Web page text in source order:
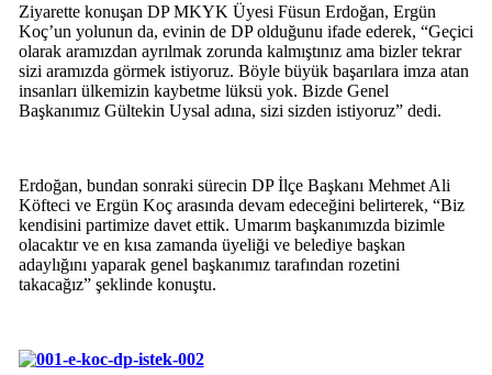
Ziyarette konuşan DP MKYK Üyesi Füsun Erdoğan, Ergün
Koç’un yolunun da, evinin de DP olduğunu ifade ederek, “Geçici
olarak aramızdan ayrılmak zorunda kalmıştınız ama bizler tekrar
sizi aramızda görmek istiyoruz. Böyle büyük başarılara imza atan
insanları ülkemizin kaybetme lüksü yok. Bizde Genel
Başkanımız Gültekin Uysal adına, sizi sizden istiyoruz” dedi.
Erdoğan, bundan sonraki sürecin DP İlçe Başkanı Mehmet Ali
Köfteci ve Ergün Koç arasında devam edeceğini belirterek, “Biz
kendisini partimize davet ettik. Umarım başkanımızda bizimle
olacaktır ve en kısa zamanda üyeliği ve belediye başkan
adaylığını yaparak genel başkanımız tarafından rozetini
takacağız” şeklinde konuştu.